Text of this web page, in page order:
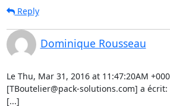
Reply
Dominique Rousseau
Le Thu, Mar 31, 2016 at 11:47:20AM
[TBoutelier@pack-solutions.com] a écrit:
[...]